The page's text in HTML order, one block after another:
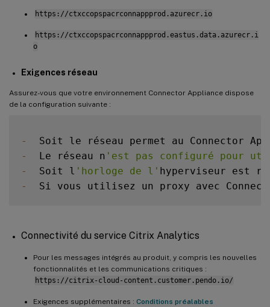
https://ctxccopspacrconnappprod.azurecr.io
https://ctxccopspacrconnappprod.eastus.data.azurecr.i
o
Exigences réseau
Assurez-vous que votre environnement Connector Appliance dispose
de la configuration suivante :
-
Soit le réseau permet au Connector
-
  Le réseau n
'est pas configuré pour
-
  Soit l
'horloge de l' hyperviseur est
-
Si vous utilisez un proxy avec
Connectivité du service Citrix Analytics
Pour les messages intégrés au produit, y compris les nouvelles
fonctionnalités et les communications critiques :
https://citrix-cloud-content.customer.pendo.io/
Exigences supplémentaires : Conditions préalables